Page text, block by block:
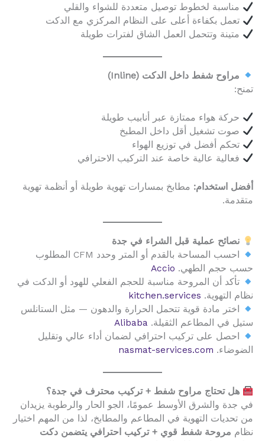
مناسبة لخطوط توصيل متعددة للشواء والقلي
تعمل بكفاءة أعلى على النظام المركزي مع الدكت
متينة وتتحمل العمل الشاق لفترات طويلة
مراوح شفط داخل الدكت (Inline)
تمنح:
حركة هواء ممتازة عبر أنابيب طويلة
صوت تشغيل أقل داخل المطبخ
تحكم أفضل في توزيع الهواء
فعالية عالية خاصة عند التركيب الاحترافي
أفضل استخدام: مطابخ بمسارات تهوية طويلة أو أنظمة تهوية
متقدمة.
نصائح عملية قبل الشراء في جدة
احسب المساحة بالقدم أو المتر وحدد CFM المطلوب
حسب حجم الطهي. Accio
تأكد أن المروحة مناسبة للحجم الفعلي للهود أو الدكت في
نظام التهوية. kitchen.services
اختر مادة قوية تتحمل الحرارة والدهون — مثل الستانلس
ستيل في المطاعم الثقيلة. Alibaba
احصل على تركيب احترافي لضمان أداء عالي وتقليل
الضوضاء. nasmat-services.com
هل تحتاج مراوح شفط + تركيب محترف في جدة؟
في جدة والشرق الأوسط عمومًا، الجو الحار والرطوبة يزيدان
من تحديات التهوية في المطاعم والمطابخ، لذا من المهم اختيار
نظام مروحة شفط قوي + تركيب احترافي يتضمن دكت